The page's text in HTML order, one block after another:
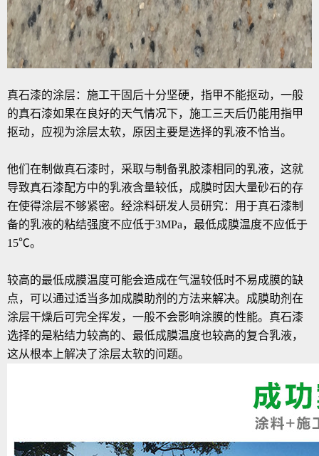
真石漆的涂层：施工干固后十分坚硬，指甲不能抠动，一般
的真石漆如果在良好的天气情况下，施工三天后仍能用指甲
抠动，应视为涂层太软，原因主要是选择的乳液不恰当。
他们在制做真石漆时，采取与制备乳胶漆相同的乳液，这就
导致真石漆配方中的乳液含量较低，成膜时因大量砂石的存
在使得涂层不够紧密。经涂料研发人员研究：用于真石漆制
备的乳液的粘结强度不应低于3MPa，最低成膜温度不应低于
15℃。
较高的最低成膜温度可能会造成在气温较低时不易成膜的缺
点，可以通过适当多加成膜助剂的方法来解决。成膜助剂在
涂层干燥后可完全挥发，一般不会影响涂膜的性能。真石漆
选择的是粘结力较高的、最低成膜温度也较高的复合乳液，
这从根本上解决了涂层太软的问题。